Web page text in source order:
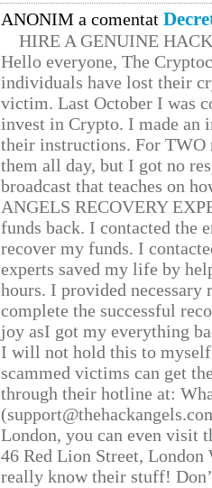
ANONIM a comentat
HIRE A GENUINE
Hello everyone, The
individuals have lost their
victim. Last October I was
invest in Crypto. I made
their instructions. For TWO
them all day, but I got no
broadcast that teaches on
ANGELS RECOVERY
funds back. I contacted the
recover my funds. I
experts saved my life by
hours. I provided
complete the successful
joy asI got my everything
I will not hold this to
scammed victims can get
through their hotline at:
London, you can even visit
46 Red Lion Street, London
really know their stuff!